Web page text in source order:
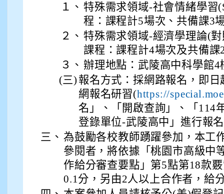
１、 特殊需求領域-社會情緒學習
程：課程計5場次、共備課3
２、 特殊需求領域-經濟學理論(
課程：課程計4場次及共備課
３、 辦理地點：武陵高中科學館4
(三) 報名方式：採網路報名，即
網報名研習(https://
名」、「開啟查詢」、「114
登錄單位-武陵高中」進行報
三、 為鼓勵各校教師踴躍參加，本工
參閱者，將依據「桃園市高級中
作給分審查要點」第5點第18款
0.1分，另由2人以上合作者，給